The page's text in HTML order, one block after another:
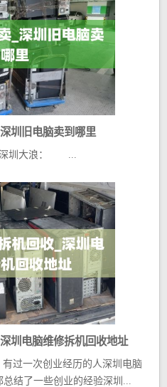
圳旧电脑卖到哪里
深圳大浪： ...
圳电脑维修拆机回收地址
一次创业经历的人深圳电脑
结了一些创业的经验深圳...